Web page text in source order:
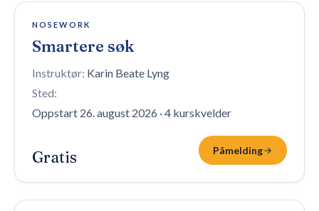
10 plasser igjen
NOSEWORK
Smartere søk
Instruktør: Karin Beate Lyng
Sted:
Oppstart 26. august 2026 ·4 kurskvelder
Gratis Påmelding